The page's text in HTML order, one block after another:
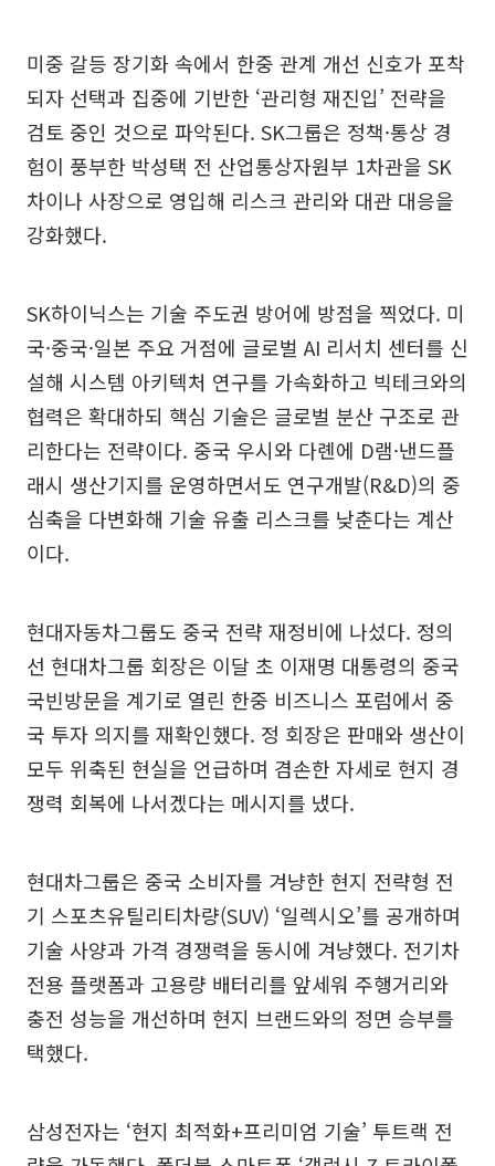
미중 갈등 장기화 속에서 한중 관계 개선 신호가 포착
되자 선택과 집중에 기반한 ‘관리형 재진입’ 전략을
검토 중인 것으로 파악된다. SK그룹은 정책·통상 경
험이 풍부한 박성택 전 산업통상자원부 1차관을 SK
차이나 사장으로 영입해 리스크 관리와 대관 대응을
강화했다.
SK하이닉스는 기술 주도권 방어에 방점을 찍었다. 미
국·중국·일본 주요 거점에 글로벌 AI 리서치 센터를 신
설해 시스템 아키텍처 연구를 가속화하고 빅테크와의
협력은 확대하되 핵심 기술은 글로벌 분산 구조로 관
리한다는 전략이다. 중국 우시와 다롄에 D램·낸드플
래시 생산기지를 운영하면서도 연구개발(R&D)의 중
심축을 다변화해 기술 유출 리스크를 낮춘다는 계산
이다.
현대자동차그룹도 중국 전략 재정비에 나섰다. 정의
선 현대차그룹 회장은 이달 초 이재명 대통령의 중국
국빈방문을 계기로 열린 한중 비즈니스 포럼에서 중
국 투자 의지를 재확인했다. 정 회장은 판매와 생산이
모두 위축된 현실을 언급하며 겸손한 자세로 현지 경
쟁력 회복에 나서겠다는 메시지를 냈다.
현대차그룹은 중국 소비자를 겨냥한 현지 전략형 전
기 스포츠유틸리티차량(SUV) ‘일렉시오’를 공개하며
기술 사양과 가격 경쟁력을 동시에 겨냥했다. 전기차
전용 플랫폼과 고용량 배터리를 앞세워 주행거리와
충전 성능을 개선하며 현지 브랜드와의 정면 승부를
택했다.
삼성전자는 ‘현지 최적화+프리미엄 기술’ 투트랙 전